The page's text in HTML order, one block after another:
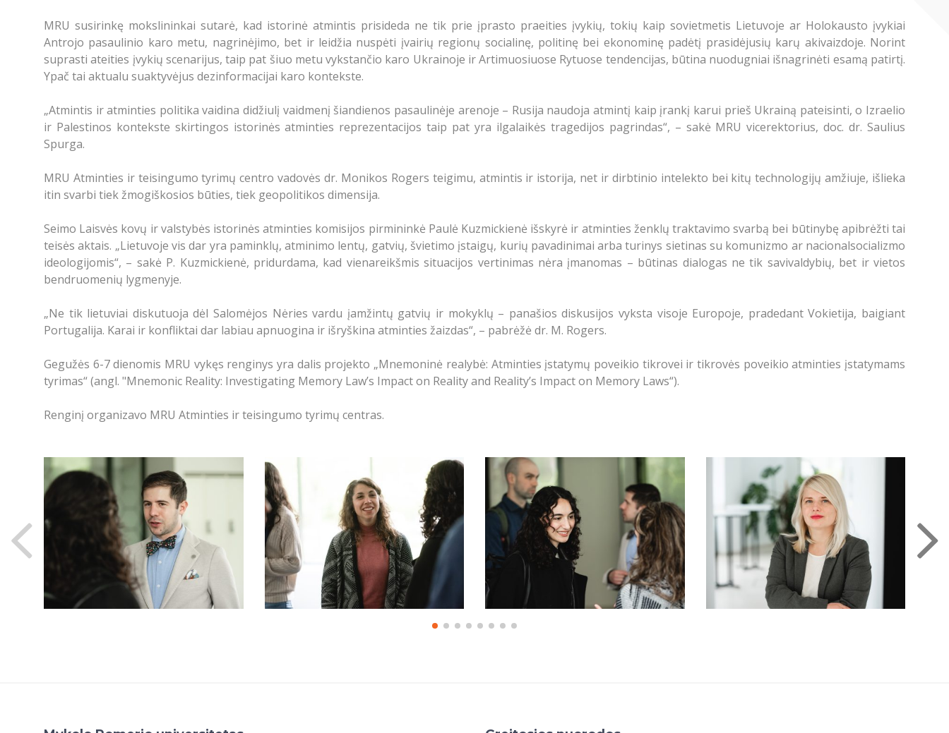
MRU susirinkę mokslininkai sutarė, kad istorinė atmintis prisideda ne tik prie įprasto praeities įvykių, tokių kaip sovietmetis Lietuvoje ar Holokausto įvykiai
Antrojo pasaulinio karo metu, nagrinėjimo, bet ir leidžia nuspėti įvairių regionų socialinę, politinę bei ekonominę padėtį prasidėjusių karų akivaizdoje. Norint
suprasti ateities įvykių scenarijus, taip pat šiuo metu vykstančio karo Ukrainoje ir Artimuosiuose Rytuose tendencijas, būtina nuodugniai išnagrinėti esamą patirtį.
Ypač tai aktualu suaktyvėjus dezinformacijai karo kontekste.
„Atmintis ir atminties politika vaidina didžiulį vaidmenį šiandienos pasaulinėje arenoje – Rusija naudoja atmintį kaip įrankį karui prieš Ukrainą pateisinti, o Izraelio
ir Palestinos kontekste skirtingos istorinės atminties reprezentacijos taip pat yra ilgalaikės tragedijos pagrindas“, – sakė MRU vicerektorius, doc. dr. Saulius
Spurga.
MRU Atminties ir teisingumo tyrimų centro vadovės dr. Monikos Rogers teigimu, atmintis ir istorija, net ir dirbtinio intelekto bei kitų technologijų amžiuje, išlieka
itin svarbi tiek žmogiškosios būties, tiek geopolitikos dimensija.
Seimo Laisvės kovų ir valstybės istorinės atminties komisijos pirmininkė Paulė Kuzmickienė išskyrė ir atminties ženklų traktavimo svarbą bei būtinybę apibrėžti tai
teisės aktais. „Lietuvoje vis dar yra paminklų, atminimo lentų, gatvių, švietimo įstaigų, kurių pavadinimai arba turinys sietinas su komunizmo ar nacionalsocializmo
ideologijomis“, – sakė P. Kuzmickienė, pridurdama, kad vienareikšmis situacijos vertinimas nėra įmanomas – būtinas dialogas ne tik savivaldybių, bet ir vietos
bendruomenių lygmenyje.
„Ne tik lietuviai diskutuoja dėl Salomėjos Nėries vardu įamžintų gatvių ir mokyklų – panašios diskusijos vyksta visoje Europoje, pradedant Vokietija, baigiant
Portugalija. Karai ir konfliktai dar labiau apnuogina ir išryškina atminties žaizdas“, – pabrėžė dr. M. Rogers.
Gegužės 6-7 dienomis MRU vykęs renginys yra dalis projekto „Mnemoninė realybė: Atminties įstatymų poveikio tikrovei ir tikrovės poveikio atminties įstatymams
tyrimas“ (angl. "Mnemonic Reality: Investigating Memory Law’s Impact on Reality and Reality’s Impact on Memory Laws“).
Renginį organizavo MRU Atminties ir teisingumo tyrimų centras.